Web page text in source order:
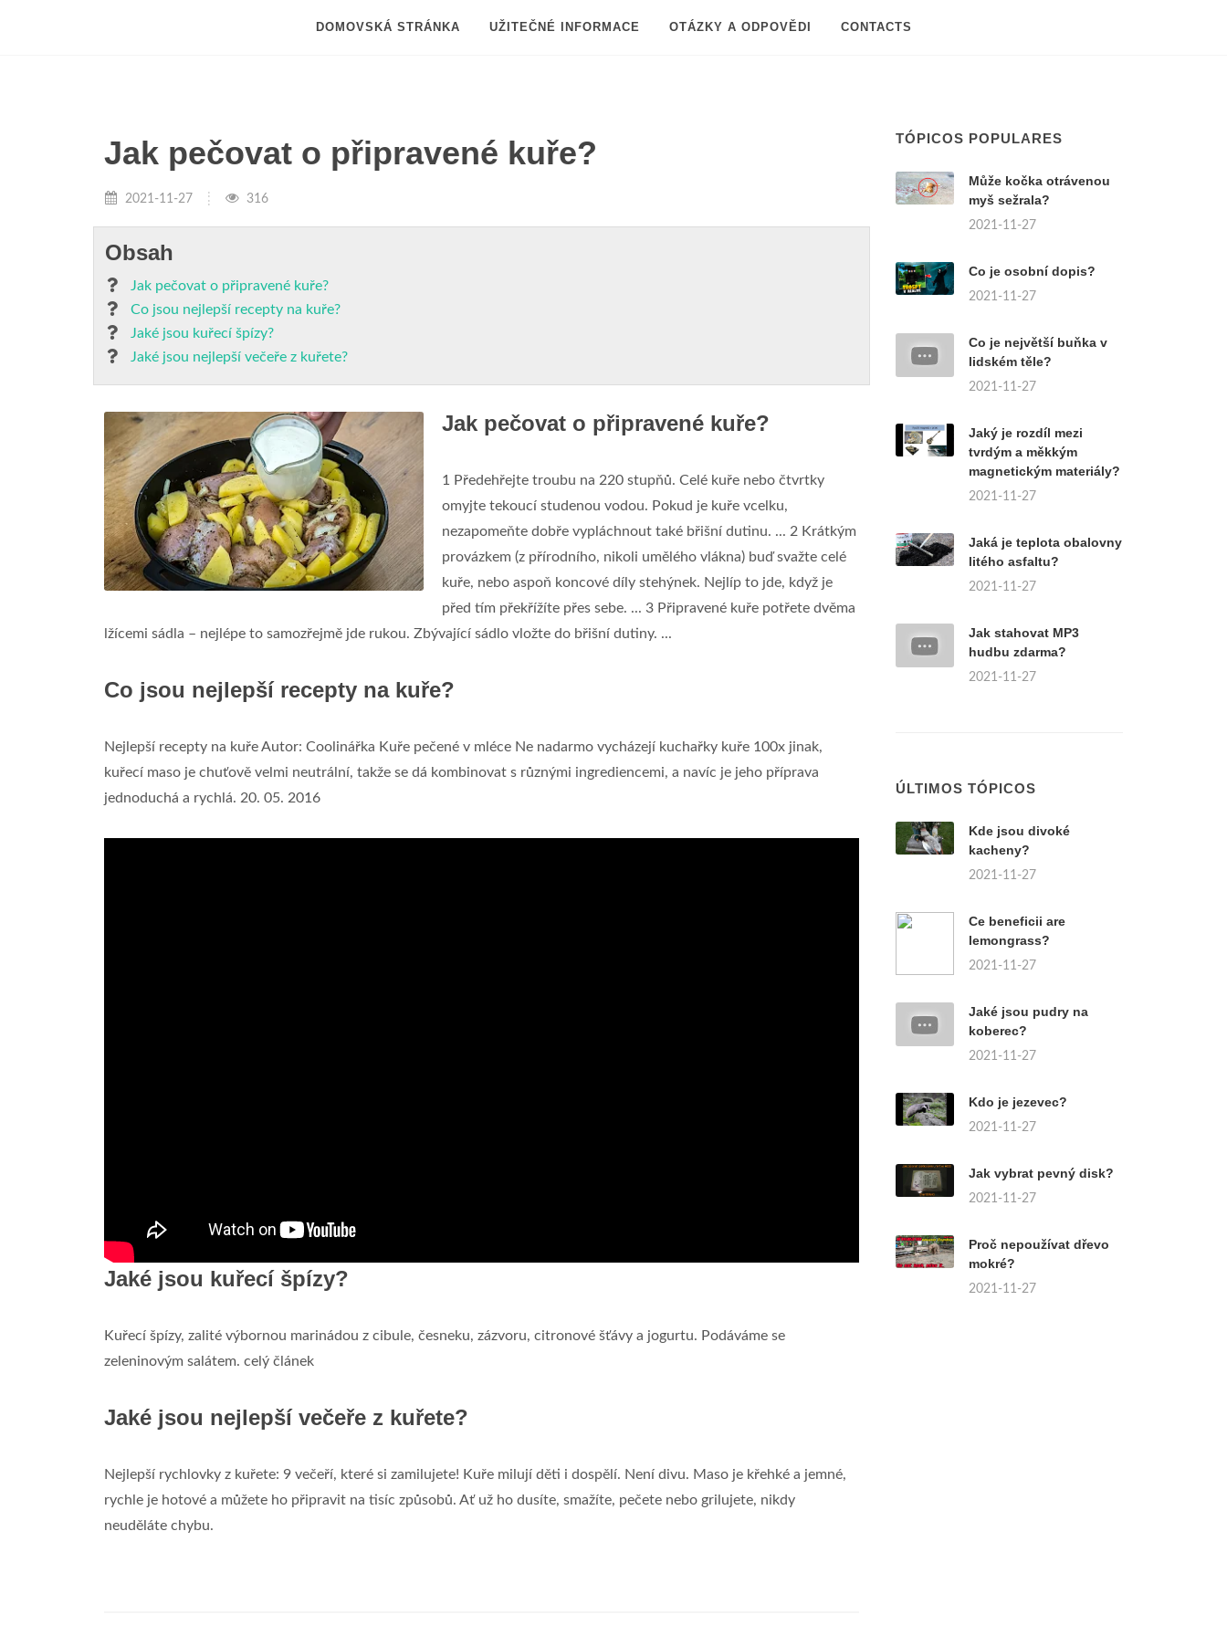
DOMOVSKÁ STRÁNKA UŽITEČNÉ INFORMACE OTÁZKY A ODPOVĚDI CONTACTS
Jak pečovat o připravené kuře?
2021-11-27 316
Obsah
Jak pečovat o připravené kuře?
Co jsou nejlepší recepty na kuře?
Jaké jsou kuřecí špízy?
Jaké jsou nejlepší večeře z kuřete?
Jak pečovat o připravené kuře?
1 Předehřejte troubu na 220 stupňů. Celé kuře nebo čtvrtky
omyjte tekoucí studenou vodou. Pokud je kuře vcelku,
nezapomeňte dobře vypláchnout také břišní dutinu. ... 2 Krátkým
provázkem (z přírodního, nikoli umělého vlákna) buď svažte celé
kuře, nebo aspoň koncové díly stehýnek. Nejlíp to jde, když je
před tím překřížíte přes sebe. ... 3 Připravené kuře potřete dvěma
lžícemi sádla – nejlépe to samozřejmě jde rukou. Zbývající sádlo vložte do břišní dutiny. ...
Co jsou nejlepší recepty na kuře?
Nejlepší recepty na kuře Autor: Coolinářka Kuře pečené v mléce Ne nadarmo vycházejí kuchařky kuře 100x jinak,
kuřecí maso je chuťově velmi neutrální, takže se dá kombinovat s různými ingrediencemi, a navíc je jeho příprava
jednoduchá a rychlá. 20. 05. 2016
Jaké jsou kuřecí špízy?
Kuřecí špízy, zalité výbornou marinádou z cibule, česneku, zázvoru, citronové šťávy a jogurtu. Podáváme se
zeleninovým salátem. celý článek
Jaké jsou nejlepší večeře z kuřete?
Nejlepší rychlovky z kuřete: 9 večeří, které si zamilujete! Kuře milují děti i dospělí. Není divu. Maso je křehké a jemné,
rychle je hotové a můžete ho připravit na tisíc způsobů. Ať už ho dusíte, smažíte, pečete nebo grilujete, nikdy
neuděláte chybu.
TÓPICOS POPULARES
Může kočka otrávenou
myš sežrala?
2021-11-27
Co je osobní dopis?
2021-11-27
Co je největší buňka v
lidském těle?
2021-11-27
Jaký je rozdíl mezi
tvrdým a měkkým
magnetickým materiály?
2021-11-27
Jaká je teplota obalovny
litého asfaltu?
2021-11-27
Jak stahovat MP3
hudbu zdarma?
2021-11-27
ÚLTIMOS TÓPICOS
Kde jsou divoké
kacheny?
2021-11-27
Ce beneficii are
lemongrass?
2021-11-27
Jaké jsou pudry na
koberec?
2021-11-27
Kdo je jezevec?
2021-11-27
Jak vybrat pevný disk?
2021-11-27
Proč nepoužívat dřevo
mokré?
2021-11-27